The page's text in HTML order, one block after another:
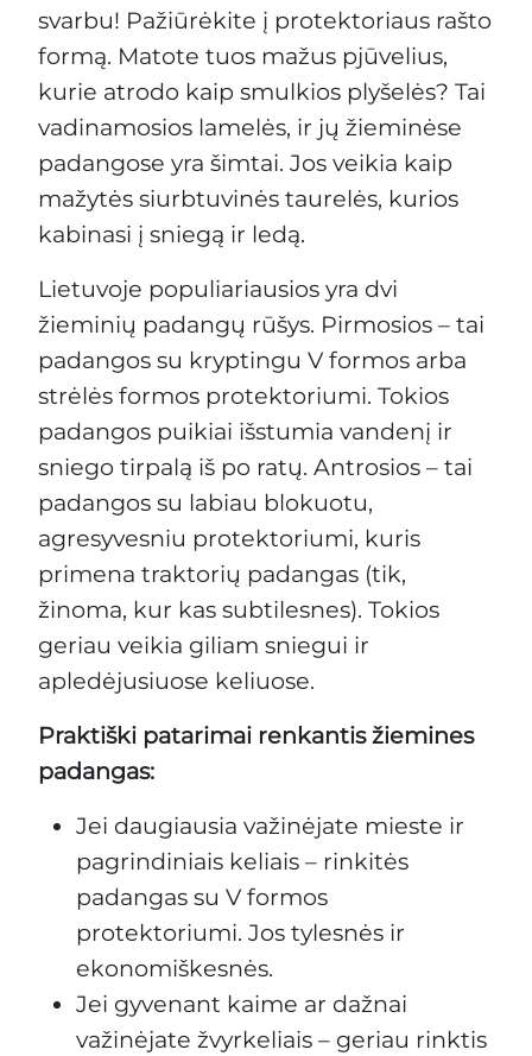
svarbu! Pažiūrėkite į protektoriaus rašto
formą. Matote tuos mažus pjūvelius,
kurie atrodo kaip smulkios plyšelės? Tai
vadinamosios lamelės, ir jų žieminėse
padangose yra šimtai. Jos veikia kaip
mažytės siurbtuvinės taurelės, kurios
kabinasi į sniegą ir ledą.
Lietuvoje populiariausios yra dvi
žieminių padangų rūšys. Pirmosios – tai
padangos su kryptingu V formos arba
strėlės formos protektoriumi. Tokios
padangos puikiai išstumia vandenį ir
sniego tirpalą iš po ratų. Antrosios – tai
padangos su labiau blokuotu,
agresyvesniu protektoriumi, kuris
primena traktorių padangas (tik,
žinoma, kur kas subtilesnes). Tokios
geriau veikia giliam sniegui ir
apledėjusiuose keliuose.
Praktiški patarimai renkantis žiemines
padangas:
Jei daugiausia važinėjate mieste ir
pagrindiniais keliais – rinkitės
padangas su V formos
protektoriumi. Jos tylesnės ir
ekonomiškesnės.
Jei gyvenant kaime ar dažnai
važinėjate žvyrkeliais – geriau rinktis